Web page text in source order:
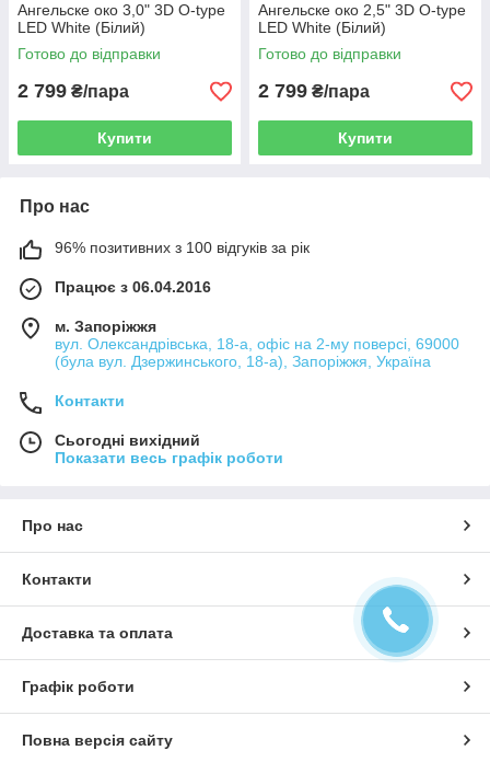
Ангельске око 3,0" 3D O-type
LED White (Білий)
Готово до відправки
2 799 ₴/пара
Купити
Ангельске око 2,5" 3D O-type
LED White (Білий)
Готово до відправки
2 799 ₴/пара
Купити
Про нас
96% позитивних з 100 відгуків за рік
Працює з 06.04.2016
м. Запоріжжя
вул. Олександрівська, 18-а, офіс на 2-му поверсі, 69000
(була вул. Дзержинського, 18-а), Запоріжжя, Україна
Контакти
Сьогодні вихідний
Показати весь графік роботи
Про нас
Контакти
Доставка та оплата
Графік роботи
Повна версія сайту